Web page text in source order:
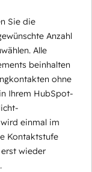
Sie die
Anzahl
Alle
beinhalten
ohne
Ihrem HubSpot-
einmal im
Kontaktstufe
wieder